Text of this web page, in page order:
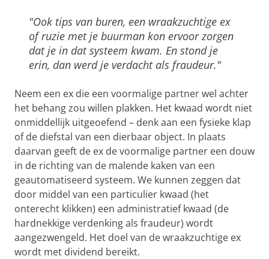
"Ook tips van buren, een wraakzuchtige ex
of ruzie met je buurman kon ervoor zorgen
dat je in dat systeem kwam. En stond je
erin, dan werd je verdacht als fraudeur."
Neem een ex die een voormalige partner wel achter
het behang zou willen plakken. Het kwaad wordt niet
onmiddellijk uitgeoefend – denk aan een fysieke klap
of de diefstal van een dierbaar object. In plaats
daarvan geeft de ex de voormalige partner een douw
in de richting van de malende kaken van een
geautomatiseerd systeem. We kunnen zeggen dat
door middel van een particulier kwaad (het
onterecht klikken) een administratief kwaad (de
hardnekkige verdenking als fraudeur) wordt
aangezwengeld. Het doel van de wraakzuchtige ex
wordt met dividend bereikt.